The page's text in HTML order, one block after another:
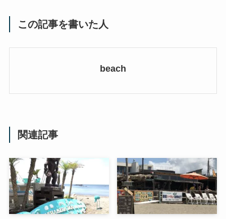
この記事を書いた人
beach
関連記事